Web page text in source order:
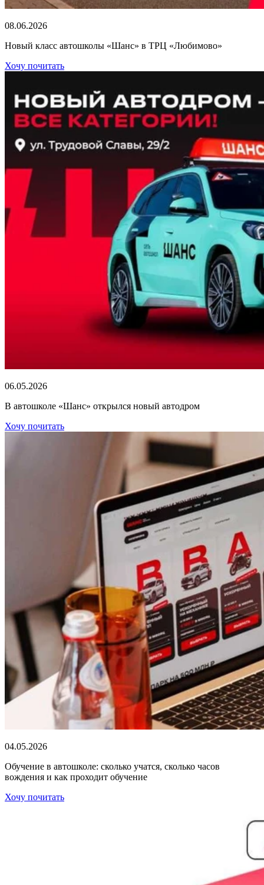
08.06.2026
Новый класс автошколы «Шанс» в ТРЦ «Любимово»
Хочу почитать
06.05.2026
В автошколе «Шанс» открылся новый автодром
Хочу почитать
04.05.2026
Обучение в автошколе: сколько учатся, сколько часов
вождения и как проходит обучение
Хочу почитать